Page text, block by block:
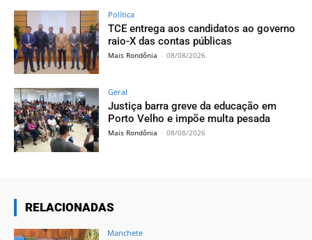
Política
TCE entrega aos candidatos ao governo
raio-X das contas públicas
Mais Rondônia - 08/08/2026
Geral
Justiça barra greve da educação em
Porto Velho e impõe multa pesada
Mais Rondônia - 08/08/2026
RELACIONADAS
Manchete